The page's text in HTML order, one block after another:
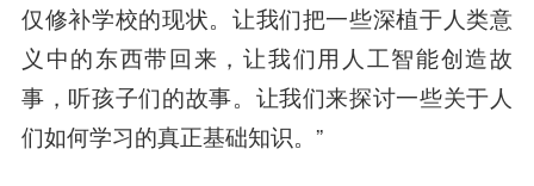
仅修补学校的现状。让我们把一些深植于人类意
义中的东西带回来，让我们用人工智能创造故
事，听孩子们的故事。让我们来探讨一些关于人
们如何学习的真正基础知识。”